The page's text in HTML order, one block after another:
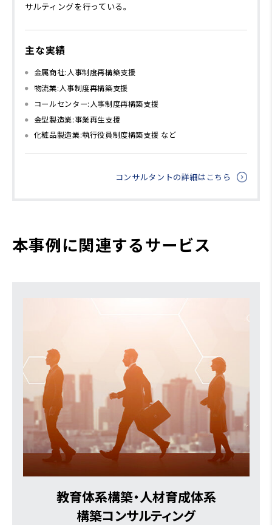
サルティングを行っている。
主な実績
金属商社:人事制度再構築支援
物流業:人事制度再構築支援
コールセンター:人事制度再構築支援
金型製造業:事業再生支援
化粧品製造業:執行役員制度構築支援 など
コンサルタントの詳細はこちら
本事例に関連するサービス
教育体系構築・人材育成体系
構築コンサルティング